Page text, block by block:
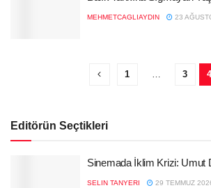
MEHMETCAGLIAYDIN 23
1 … 3 4
Editörün Seçtikleri
Sinemada İklim Krizi: Umut
SELIN TANYERI 29 TEMMUZ